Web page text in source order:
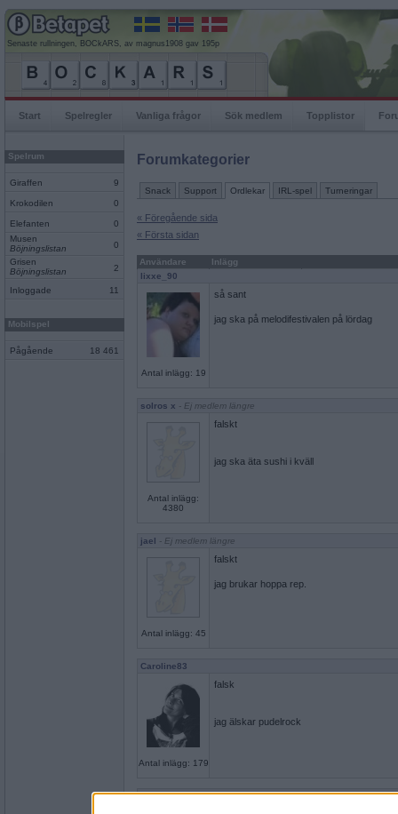
Senaste rullningen, BOCkARS, av magnus1908 gav 195p
Start Spelregler Vanliga frågor Sök medlem Topplistor
Spelrum
Giraffen 9
Krokodilen 0
Elefanten
0
Musen
Böjningslistan
0
Grisen
Böjningslistan
2
Inloggade 11
Mobilspel
Pågående 18 461
Forumkategorier
Snack Support Ordlekar IRL-spel Turneringar
« Föregående sida
« Första sidan
Användare
Inlägg
lixxe_90
Antal inlägg: 19
så sant
jag ska på melodifestivalen på lördag
solros x - Ej medlem längre
Antal inlägg:
4380
falskt
jag ska äta sushi i kväll
jael - Ej medlem längre
Antal inlägg: 45
falskt
jag brukar hoppa rep.
Caroline83
Antal inlägg: 179
falsk
jag älskar pudelrock
CuttyFlam- Ej medlem längre